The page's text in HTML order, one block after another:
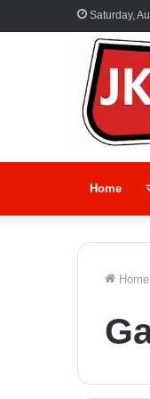
Saturday,
Home
Home